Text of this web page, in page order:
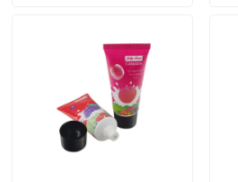
Sobre nosotros